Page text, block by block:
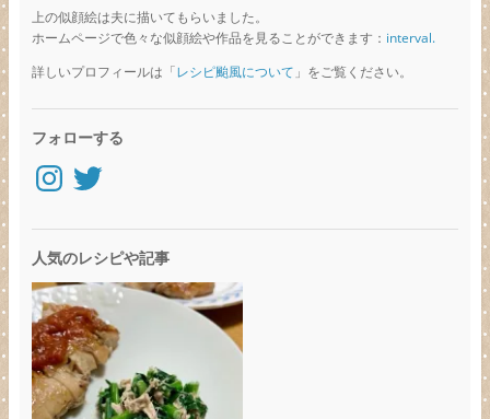
上の似顔絵は夫に描いてもらいました。
ホームページで色々な似顔絵や作品を見ることができます： interval.
詳しいプロフィールは「レシピ颱風について 」をご覧ください。
フォローする
Instagram
Twitter
人気のレシピや記事